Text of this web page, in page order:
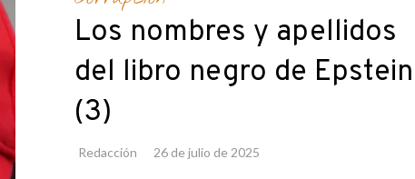
Los nombres y apellidos
del libro negro de Epstein
(3)
Redacción 26 de julio de 2025